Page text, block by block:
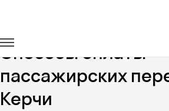
Способы оплаты
пассажирских
Керчи